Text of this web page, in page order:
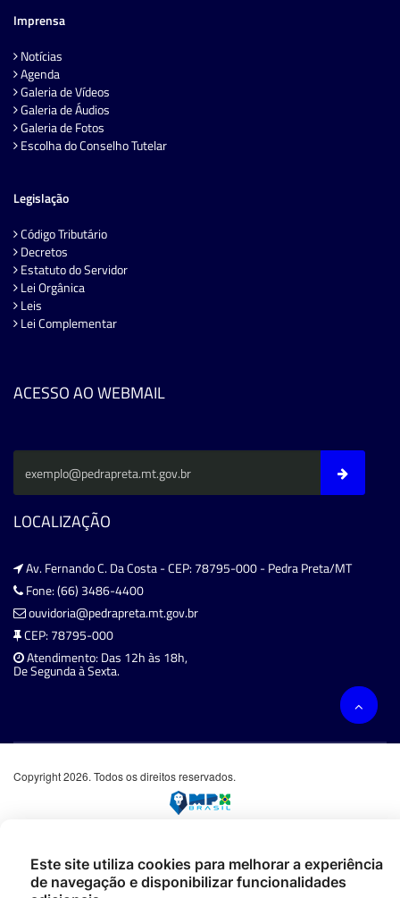
Imprensa
Notícias
Agenda
Galeria de Vídeos
Galeria de Áudios
Galeria de Fotos
Escolha do Conselho Tutelar
Legislação
Código Tributário
Decretos
Estatuto do Servidor
Lei Orgânica
Leis
Lei Complementar
ACESSO AO WEBMAIL
LOCALIZAÇÃO
Av. Fernando C. Da Costa - CEP: 78795-000 - Pedra Preta/MT
Fone: (66) 3486-4400
ouvidoria@pedrapreta.mt.gov.br
CEP: 78795-000
Atendimento: Das 12h às 18h,
De Segunda à Sexta.
Copyright 2026. Todos os direitos reservados.
Este site utiliza cookies para melhorar a experiência
de navegação e disponibilizar funcionalidades